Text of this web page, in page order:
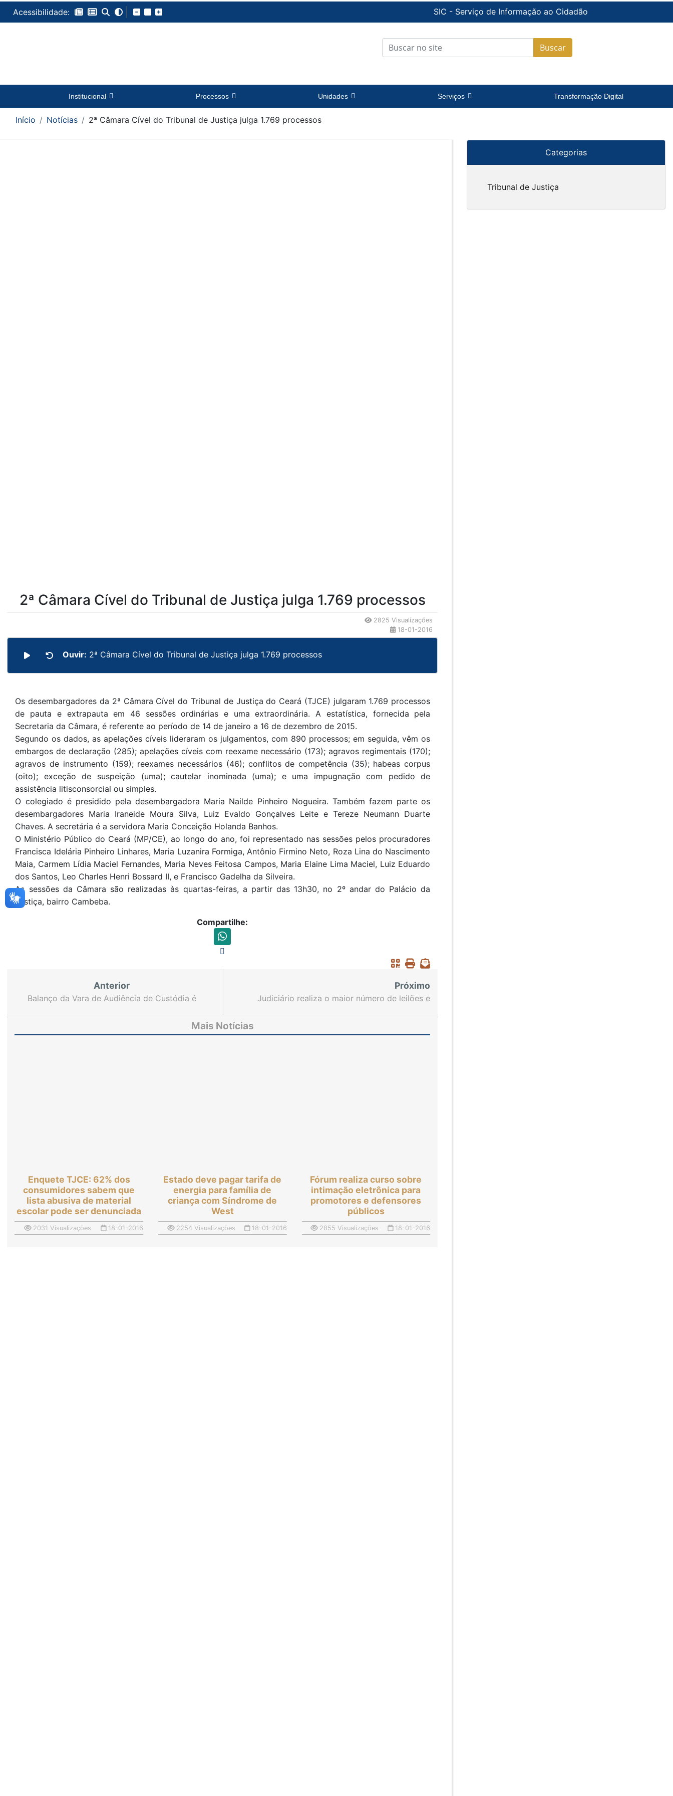
Acessibilidade: SIC - Serviço de Informação ao Cidadão
Buscar
Institucional Processos Unidades Serviços Transformação Digital
Início Notícias 2ª Câmara Cível do Tribunal de Justiça julga 1.769 processos
2ª Câmara Cível do Tribunal de Justiça julga 1.769 processos
2825 Visualizações
18-01-2016
Ouvir: 2ª Câmara Cível do Tribunal de Justiça julga 1.769 processos
Os desembargadores da 2ª Câmara Cível do Tribunal de Justiça do Ceará (TJCE) julgaram 1.769 processos
de pauta e extrapauta em 46 sessões ordinárias e uma extraordinária. A estatística, fornecida pela
Secretaria da Câmara, é referente ao período de 14 de janeiro a 16 de dezembro de 2015.
Segundo os dados, as apelações cíveis lideraram os julgamentos, com 890 processos; em seguida, vêm os
embargos de declaração (285); apelações cíveis com reexame necessário (173); agravos regimentais (170);
agravos de instrumento (159); reexames necessários (46); conflitos de competência (35); habeas corpus
(oito); exceção de suspeição (uma); cautelar inominada (uma); e uma impugnação com pedido de
assistência litisconsorcial ou simples.
O colegiado é presidido pela desembargadora Maria Nailde Pinheiro Nogueira. Também fazem parte os
desembargadores Maria Iraneide Moura Silva, Luiz Evaldo Gonçalves Leite e Tereze Neumann Duarte
Chaves. A secretária é a servidora Maria Conceição Holanda Banhos.
O Ministério Público do Ceará (MP/CE), ao longo do ano, foi representado nas sessões pelos procuradores
Francisca Idelária Pinheiro Linhares, Maria Luzanira Formiga, Antônio Firmino Neto, Roza Lina do Nascimento
Maia, Carmem Lídia Maciel Fernandes, Maria Neves Feitosa Campos, Maria Elaine Lima Maciel, Luiz Eduardo
dos Santos, Leo Charles Henri Bossard II, e Francisco Gadelha da Silveira.
As sessões da Câmara são realizadas às quartas-feiras, a partir das 13h30, no 2º andar do Palácio da
Justiça, bairro Cambeba.
Compartilhe:
Anterior
Balanço da Vara de Audiência de Custódia é
Próximo
Judiciário realiza o maior número de leilões e
Mais Notícias
Enquete TJCE: 62% dos
consumidores sabem que
lista abusiva de material
escolar pode ser denunciada
2031 Visualizações 18-01-2016
Estado deve pagar tarifa de
energia para família de
criança com Síndrome de
West
2254 Visualizações 18-01-2016
Fórum realiza curso sobre
intimação eletrônica para
promotores e defensores
públicos
2855 Visualizações 18-01-2016
Categorias
Tribunal de Justiça